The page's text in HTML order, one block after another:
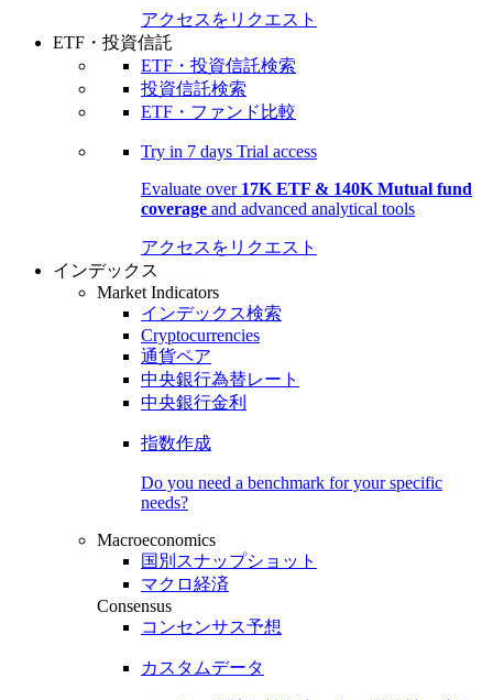
アクセスをリクエスト
ETF・投資信託
ETF・投資信託検索
投資信託検索
ETF・ファンド比較
Try in 7 days Trial access
Evaluate over 17K ETF & 140K Mutual fund
coverage and advanced analytical tools
アクセスをリクエスト
インデックス
Market Indicators
インデックス検索
Cryptocurrencies
通貨ペア
中央銀行為替レート
中央銀行金利
指数作成
Do you need a benchmark for your specific
needs?
Macroeconomics
国別スナップショット
マクロ経済
Consensus
コンセンサス予想
カスタムデータ